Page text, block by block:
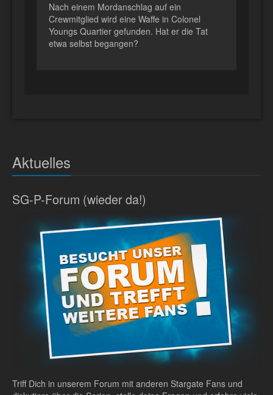
Nach einem Mordanschlag auf ein
Crewmitglied wird eine Waffe in Colonel
Youngs Quartier gefunden. Hat er die Tat
etwa selbst begangen?
Aktuelles
SG-P-Forum (wieder da!)
Triff Dich in unserem Forum mit anderen Stargate Fans und